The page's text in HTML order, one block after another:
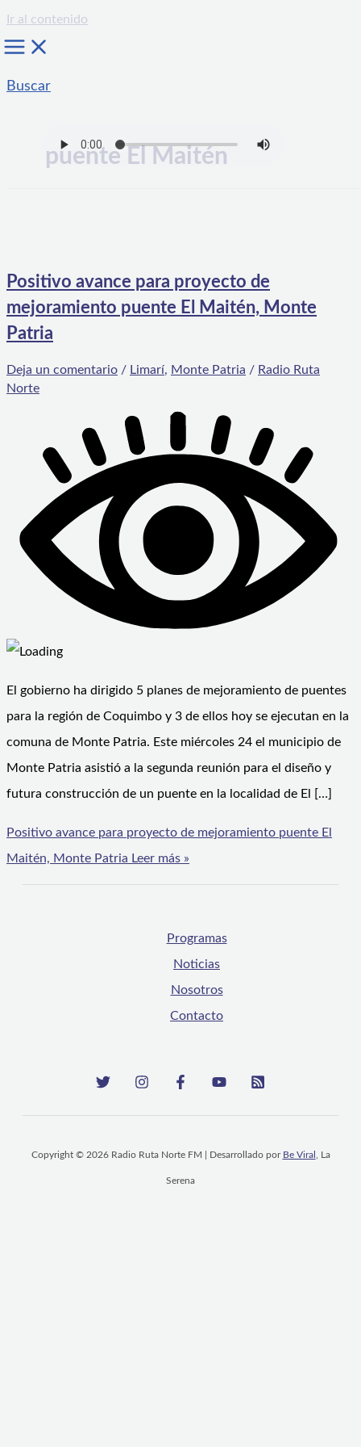
Ir al contenido
Buscar
puente El Maitén
Positivo avance para proyecto de
mejoramiento puente El Maitén, Monte
Patria
Deja un comentario / Limarí, Monte Patria / Radio Ruta
Norte
El gobierno ha dirigido 5 planes de mejoramiento de puentes
para la región de Coquimbo y 3 de ellos hoy se ejecutan en la
comuna de Monte Patria. Este miércoles 24 el municipio de
Monte Patria asistió a la segunda reunión para el diseño y
futura construcción de un puente en la localidad de El […]
Positivo avance para proyecto de mejoramiento puente El
Maitén, Monte Patria Leer más »
Programas
Noticias
Nosotros
Contacto
Copyright © 2026 Radio Ruta Norte FM | Desarrollado por Be Viral , La
Serena